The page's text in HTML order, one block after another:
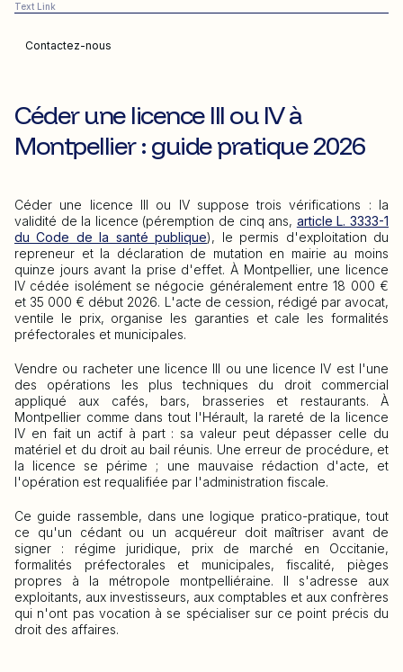
Text Link
Contactez-nous
Céder une licence III ou IV à
Montpellier : guide pratique 2026
Céder une licence III ou IV suppose trois vérifications : la
validité de la licence (péremption de cinq ans, article L. 3333-1
du Code de la santé publique), le permis d'exploitation du
repreneur et la déclaration de mutation en mairie au moins
quinze jours avant la prise d'effet. À Montpellier, une licence
IV cédée isolément se négocie généralement entre 18 000 €
et 35 000 € début 2026. L'acte de cession, rédigé par avocat,
ventile le prix, organise les garanties et cale les formalités
préfectorales et municipales.
Vendre ou racheter une licence III ou une licence IV est l'une
des opérations les plus techniques du droit commercial
appliqué aux cafés, bars, brasseries et restaurants. À
Montpellier comme dans tout l'Hérault, la rareté de la licence
IV en fait un actif à part : sa valeur peut dépasser celle du
matériel et du droit au bail réunis. Une erreur de procédure, et
la licence se périme ; une mauvaise rédaction d'acte, et
l'opération est requalifiée par l'administration fiscale.
Ce guide rassemble, dans une logique pratico-pratique, tout
ce qu'un cédant ou un acquéreur doit maîtriser avant de
signer : régime juridique, prix de marché en Occitanie,
formalités préfectorales et municipales, fiscalité, pièges
propres à la métropole montpelliéraine. Il s'adresse aux
exploitants, aux investisseurs, aux comptables et aux confrères
qui n'ont pas vocation à se spécialiser sur ce point précis du
droit des affaires.